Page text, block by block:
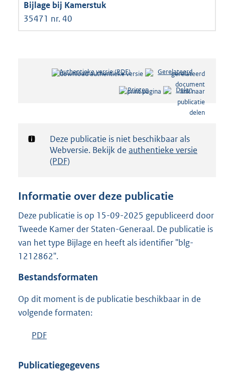
35471 nr. 40
Authentieke versie (PDF)b
s
d
g
t
e
:
1
Gerelateerd
Printen Delen
Notificatie:
Deze publicatie is niet beschikbaar als
Webversie. Bekijk de authentieke versie
(PDF)
Informatie over deze publicatie
Deze publicatie is op 15-09-2025 gepubliceerd door
Tweede Kamer der Staten-Generaal. De publicatie is
van het type Bijlage en heeft als identifier "blg-
1212862".
Bestandsformaten
Op dit moment is de publicatie beschikbaar in de
volgende formaten:
D
w
PDF
s
Publicatiegegevens